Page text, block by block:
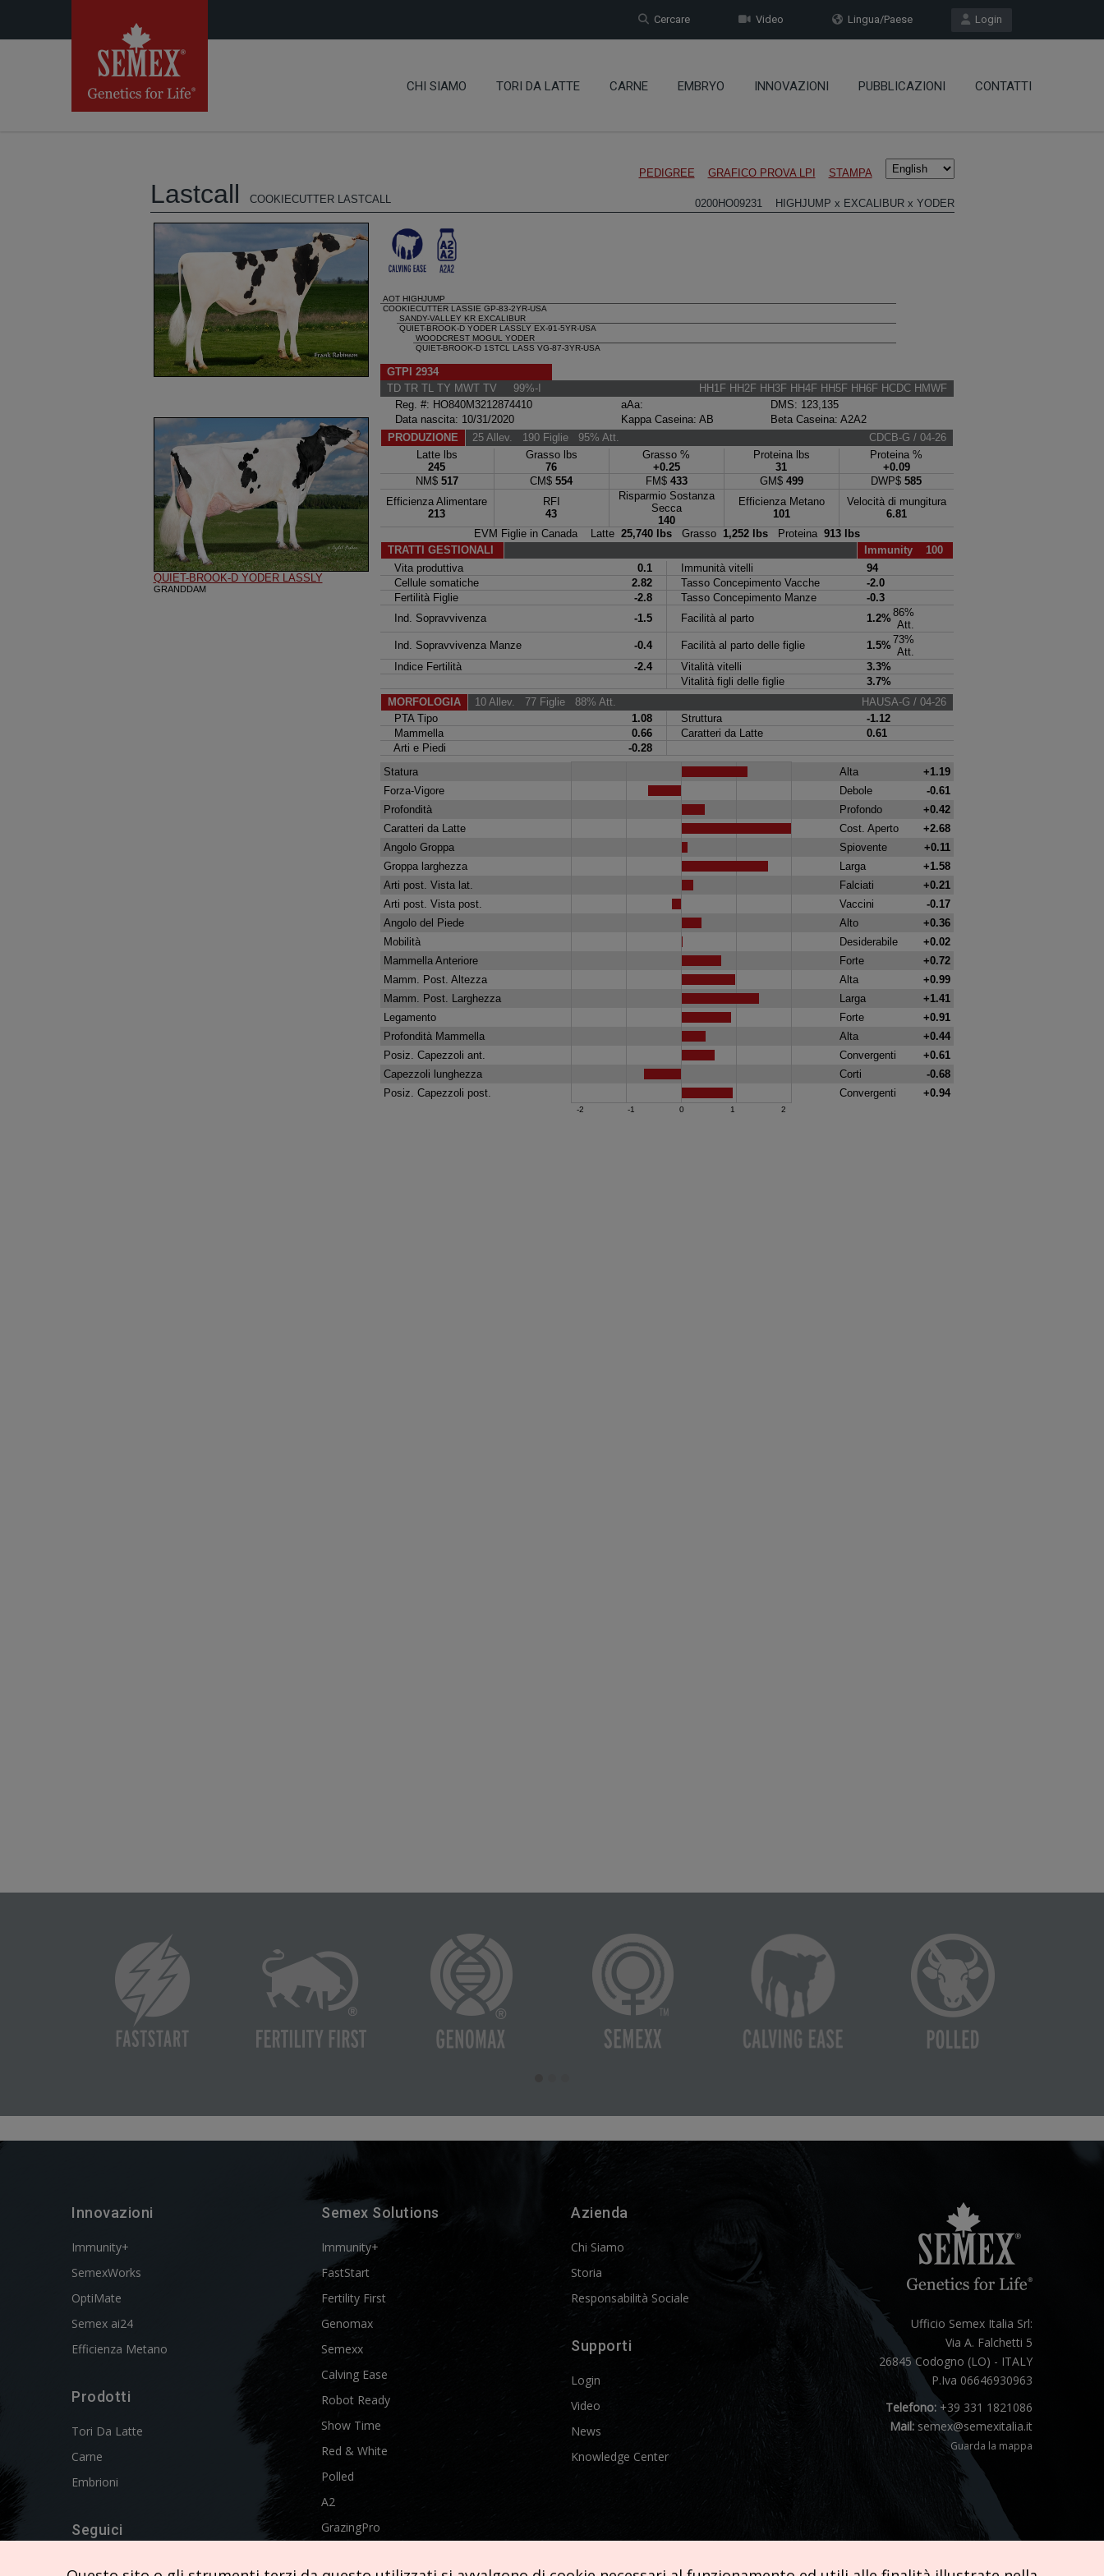
Login
Lingua/Paese
Video
Cercare
CHI SIAMO TORI DA LATTE CARNE EMBRYO INNOVAZIONI PUBBLICAZIONI CONTATTI
Innovazioni
Immunity+
SemexWorks
OptiMate
Semex ai24
Efficienza Metano
Prodotti
Tori Da Latte
Carne
Embrioni
Seguici
Semex Solutions
Immunity+
FastStart
Fertility First
Genomax
Semexx
Calving Ease
Robot Ready
Show Time
Red & White
Polled
A2
GrazingPro
Azienda
Chi Siamo
Storia
Responsabilità Sociale
Supporti
Login
Video
News
Knowledge Center
Ufficio Semex Italia Srl:
Via A. Falchetti 5
26845 Codogno (LO) - ITALY
P.Iva 06646930963
Telefono:+39 331 1821086
Mail: semex@semexitalia.it
Guarda la mappa